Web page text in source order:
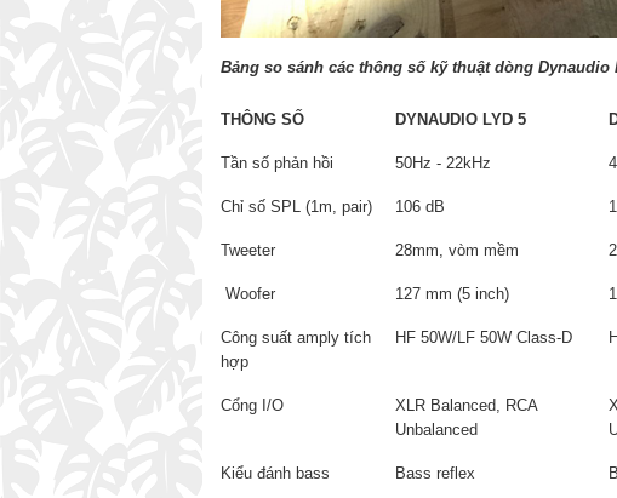
Bảng so sánh các thông số kỹ thuật dòng Dynaudio
THÔNG SỐ DYNAUDIO LYD 5
Tần số phản hồi 50Hz - 22kHz
Chỉ số SPL (1m, pair) 106 dB
Tweeter 28mm, vòm mềm
Woofer 127 mm (5 inch)
Công suất amply tích
hợp
HF 50W/LF 50W Class-D
Cổng I/O
XLR Balanced, RCA
Unbalanced
Kiểu đánh bass Bass reflex